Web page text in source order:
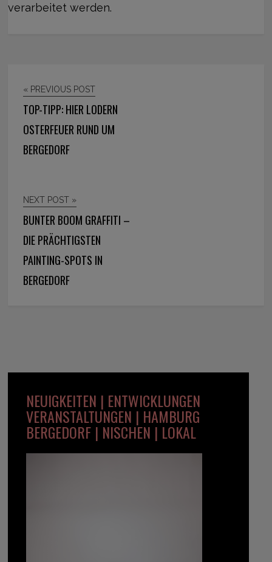
verarbeitet werden.
« PREVIOUS POST
TOP-TIPP: HIER LODERN
OSTERFEUER RUND UM
BERGEDORF
NEXT POST »
BUNTER BOOM GRAFFITI –
DIE PRÄCHTIGSTEN
PAINTING-SPOTS IN
BERGEDORF
NEUIGKEITEN | ENTWICKLUNGEN
VERANSTALTUNGEN | HAMBURG
BERGEDORF | NISCHEN | LOKAL